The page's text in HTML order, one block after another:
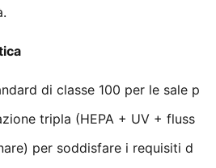
di classe 100 per le sale p
tripla (HEPA + UV + fluss
per soddisfare i requisiti d